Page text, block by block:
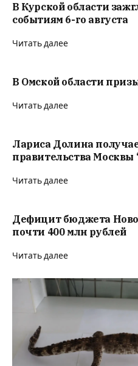
В Курской области
событиям 6-го августа
Читать далее
В Омской области
Читать далее
Лариса Долина
правительства Москвы
Читать далее
Дефицит бюджета
почти 400 млн рублей
Читать далее